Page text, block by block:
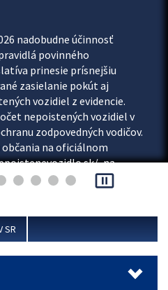
nadobudne účinnosť
povinného
prinesie prísnejšiu
zasielanie pokút aj
vozidiel z evidencie.
nepoistených vozidiel v
zodpovedných vodičov.
na oficiálnom
, na
aj možnosť overiť si...
pause_presentation
SR